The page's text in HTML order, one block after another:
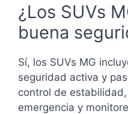
¿Los SUVs
buena
Sí, los SUVs MG
seguridad activa y
control de
emergencia y